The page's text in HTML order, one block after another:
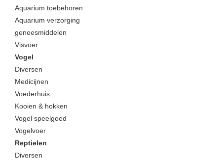
Aquarium toebehoren
Aquarium verzorging
geneesmiddelen
Visvoer
Vogel
Diversen
Medicijnen
Voederhuis
Kooien & hokken
Vogel speelgoed
Vogelvoer
Reptielen
Diversen